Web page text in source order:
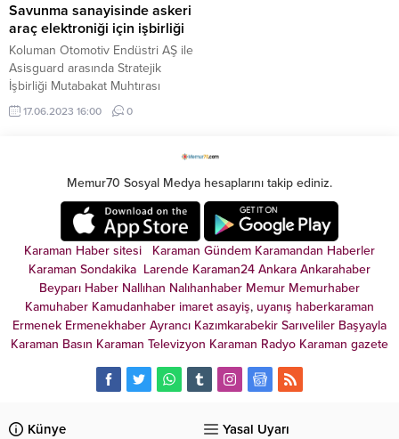
Savunma sanayisinde askeri
araç elektroniği için işbirliği
Koluman Otomotiv Endüstri AŞ ile
Asisguard arasında Stratejik
İşbirliği Mutabakat Muhtırası
imzalandı. Muhtıraya, Koluman
B2B ve Satınalma Yönetimi
Genel Müdürü Barış Düzgün imza
17.06.2023 16:00 0
Memur70 Sosyal Medya hesaplarını takip ediniz.
Karaman Haber sitesi Karaman Gündem Karamandan Haberler
Karaman Sondakika Larende Karaman24 Ankara Ankarahaber
Beyparı Haber Nallıhan Nalıhanhaber Memur Memurhaber
Kamuhaber Kamudanhaber imaret asayiş, uyanış haberkaraman
Ermenek Ermenekhaber Ayrancı Kazımkarabekir Sarıveliler Başyayla
Karaman Basın Karaman Televizyon Karaman Radyo Karaman gazete
Künye Yasal Uyarı